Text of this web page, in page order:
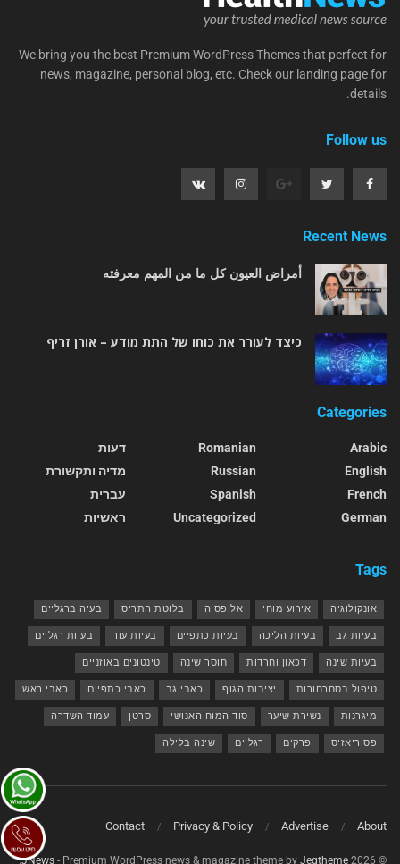
We bring you the best Premium WordPress Themes that perfect for
news, magazine, personal blog, etc. Check our landing page for
details.
Follow us
Recent News
أمراض العيون كل ما من المهم معرفته
כיצד לעורר את כוחו של התת מודע – אורן זריף
Categories
Arabic
English
French
German
Romanian
Russian
Spanish
Uncategorized
דעות
מדיה ותקשורת
עברית
ראשיות
Tags
אונקולוגיה אירוע מוחי אלופסיה בלוטת התריס בעיה ברגליים
בעיות גב בעיות הליכה בעיות כתפיים בעיות עור בעיות רגליים
בעיות שינה דכאון וחרדות חוסר שינה טינטונים באוזניים
טיפול בסחרחורות יציבות הגוף כאבי גב כאבי כתפיים כאבי ראש
מיגרנות נשירת שיער סוד המוח האנושי סרטן עמוד השדרה
פסוריאזיס פרקים רגליים שינה בלילה
About
Advertise
Privacy & Policy
Contact
© 2026
JNews - Premium WordPress news & magazine theme by Jegtheme
.